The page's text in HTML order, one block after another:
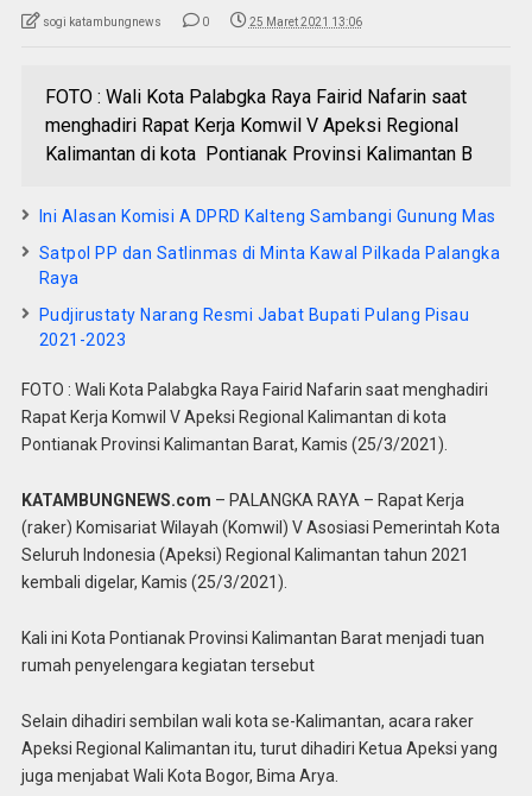
sogi katambungnews 0 25 Maret 2021 13:06
FOTO : Wali Kota Palabgka Raya Fairid Nafarin saat
menghadiri Rapat Kerja Komwil V Apeksi Regional
Kalimantan di kota Pontianak Provinsi Kalimantan B
Ini Alasan Komisi A DPRD Kalteng Sambangi Gunung Mas
Satpol PP dan Satlinmas di Minta Kawal Pilkada Palangka
Raya
Pudjirustaty Narang Resmi Jabat Bupati Pulang Pisau
2021-2023
FOTO : Wali Kota Palabgka Raya Fairid Nafarin saat menghadiri
Rapat Kerja Komwil V Apeksi Regional Kalimantan di kota
Pontianak Provinsi Kalimantan Barat, Kamis (25/3/2021).
KATAMBUNGNEWS.com – PALANGKA RAYA – Rapat Kerja
(raker) Komisariat Wilayah (Komwil) V Asosiasi Pemerintah Kota
Seluruh Indonesia (Apeksi) Regional Kalimantan tahun 2021
kembali digelar, Kamis (25/3/2021).
Kali ini Kota Pontianak Provinsi Kalimantan Barat menjadi tuan
rumah penyelengara kegiatan tersebut
Selain dihadiri sembilan wali kota se-Kalimantan, acara raker
Apeksi Regional Kalimantan itu, turut dihadiri Ketua Apeksi yang
juga menjabat Wali Kota Bogor, Bima Arya.